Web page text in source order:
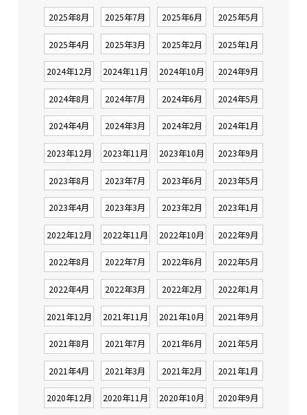
2025年8月 2025年7月 2025年6月 2025年5月
2025年4月 2025年3月 2025年2月 2025年1月
2024年12月 2024年11月 2024年10月 2024年9月
2024年8月 2024年7月 2024年6月 2024年5月
2024年4月 2024年3月 2024年2月 2024年1月
2023年12月 2023年11月 2023年10月 2023年9月
2023年8月 2023年7月 2023年6月 2023年5月
2023年4月 2023年3月 2023年2月 2023年1月
2022年12月 2022年11月 2022年10月 2022年9月
2022年8月 2022年7月 2022年6月 2022年5月
2022年4月 2022年3月 2022年2月 2022年1月
2021年12月 2021年11月 2021年10月 2021年9月
2021年8月 2021年7月 2021年6月 2021年5月
2021年4月 2021年3月 2021年2月 2021年1月
2020年12月 2020年11月 2020年10月 2020年9月